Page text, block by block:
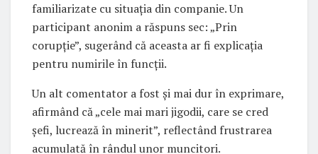
familiarizate cu situația din companie. Un
participant anonim a răspuns sec: „Prin
corupție”, sugerând că aceasta ar fi explicația
pentru numirile în funcții.
Un alt comentator a fost și mai dur în exprimare,
afirmând că „cele mai mari jigodii, care se cred
șefi, lucrează în minerit”, reflectând frustrarea
acumulată în rândul unor muncitori.